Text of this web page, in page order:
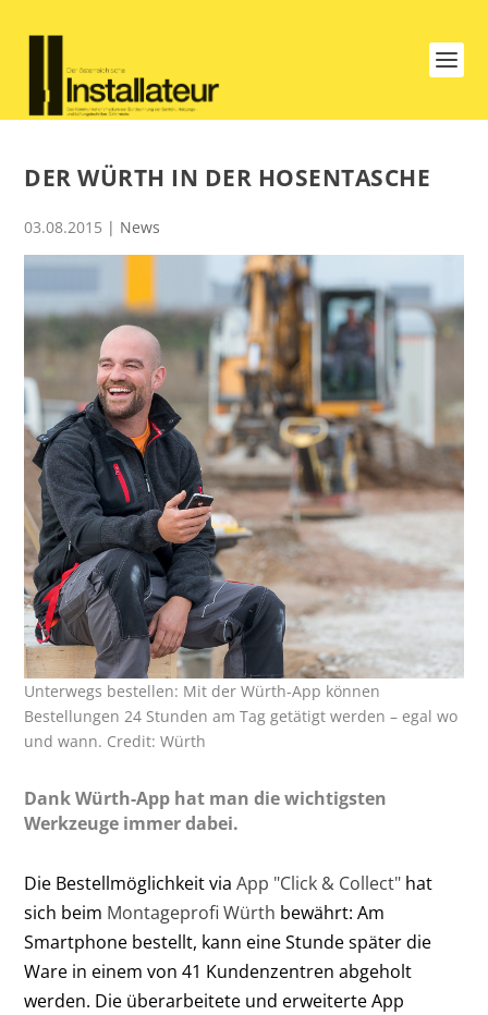
DER WÜRTH IN DER HOSENTASCHE
03.08.2015 | News
Unterwegs bestellen: Mit der Würth-App können
Bestellungen 24 Stunden am Tag getätigt werden – egal wo
und wann. Credit: Würth
Dank Würth-App hat man die wichtigsten
Werkzeuge immer dabei.
Die Bestellmöglichkeit via App "Click & Collect" hat
sich beim Montageprofi Würth bewährt: Am
Smartphone bestellt, kann eine Stunde später die
Ware in einem von 41 Kundenzentren abgeholt
werden. Die überarbeitete und erweiterte App